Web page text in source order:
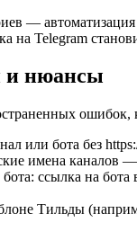
—
на Telegram
и нюансы
ошибок,
или бота без
имена каналов
ссылка на бота
Тильды